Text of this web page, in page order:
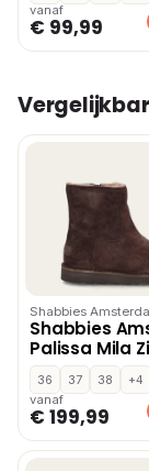
vanaf
€ 99,99
Shabbies
Shabbies
Palissa Mila
gevoerde
Bruin
36 37 38
+4
vanaf
€ 199,99